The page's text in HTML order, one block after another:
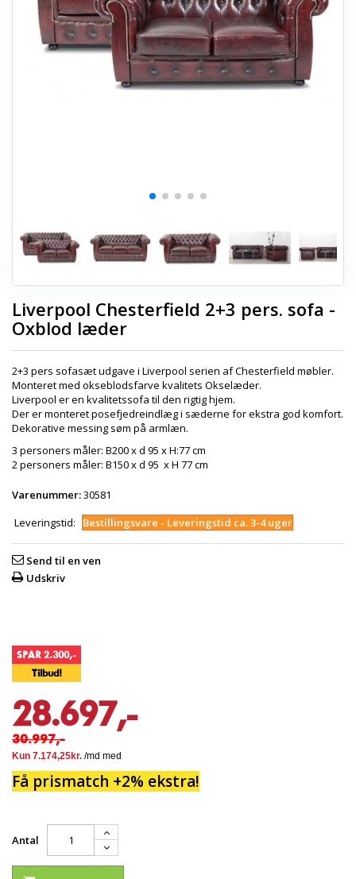
+
ENTREMØBLER
HAVEMØBLER
Liverpool Chesterfield 2+3 pers. sofa -
Oxblod læder
2+3 pers sofasæt udgave i Liverpool serien af Chesterfield møbler.
Monteret med okseblodsfarve kvalitets Okselæder.
Liverpool er en kvalitetssofa til den rigtig hjem.
Der er monteret posefjedreindlæg i sæderne for ekstra god komfort.
Dekorative messing søm på armlæn.
3 personers måler: B200 x d 95 x H:77 cm
2 personers måler: B150 x d 95 x H 77 cm
Varenummer:30581
Leveringstid:
Bestillingsvare - Leveringstid ca. 3-4 uger
Send til en ven
Udskriv
SPAR 2.300,-
Tilbud!
28.697,-
30.997,-
Få prismatch +2% ekstra!
Antal